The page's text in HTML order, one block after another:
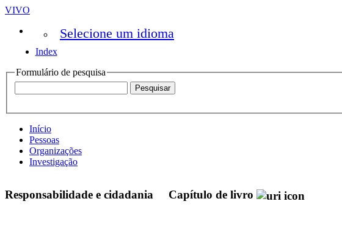
VIVO
Selecione um idioma
Index
Formulário de pesquisa
Início
Pessoas
Organizações
Investigação
Responsabilidade e cidadania Capítulo de livro